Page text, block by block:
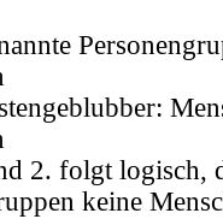
2. folgt logisch,
keine